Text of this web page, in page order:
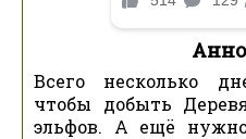
Всего несколько
чтобы добыть
эльфов. А ещё